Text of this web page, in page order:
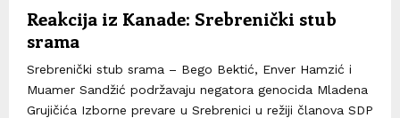
Reakcija iz Kanade: Srebrenički stub
srama
Srebrenički stub srama – Bego Bektić, Enver Hamzić i
Muamer Sandžić podržavaju negatora genocida Mladena
Grujičića Izborne prevare u Srebrenici u režiji članova SDP